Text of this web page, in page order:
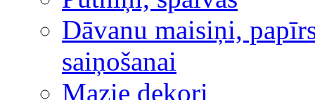
Dāvanu maisiņi,
saiņošanai
Mazie dekori